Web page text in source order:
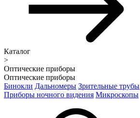
Каталог
>
Оптические приборы
Оптические приборы
Бинокли Дальномеры Зрительные трубы
Приборы ночного видения Микроскопы